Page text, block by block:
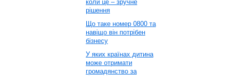
коли це – зручне
рішення
Що таке номер 0800 та
навіщо він потрібен
бізнесу
У яких країнах дитина
може отримати
громадянство за